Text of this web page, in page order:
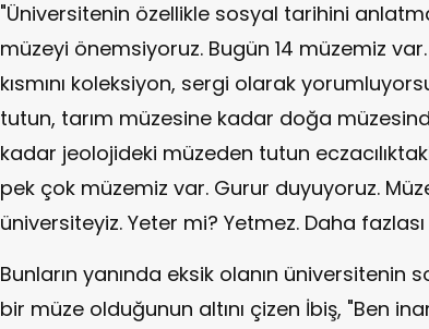
"Üniversitenin özellikle sosyal tarihini
müzeyi önemsiyoruz. Bugün 14 müzemiz
kısmını koleksiyon, sergi olarak
tutun, tarım müzesine kadar doğa
kadar jeolojideki müzeden tutun
pek çok müzemiz var. Gurur duyuyoruz.
üniversiteyiz. Yeter mi? Yetmez. Daha fazlası
Bunların yanında eksik olanın üniversitenin
bir müze olduğunun altını çizen İbiş, "Ben